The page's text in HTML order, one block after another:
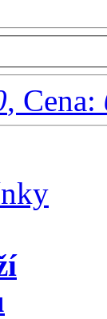
, Cena: